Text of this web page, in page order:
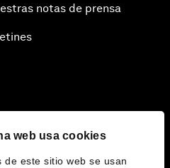
web usa cookies
de este sitio web se usan
notas de prensa